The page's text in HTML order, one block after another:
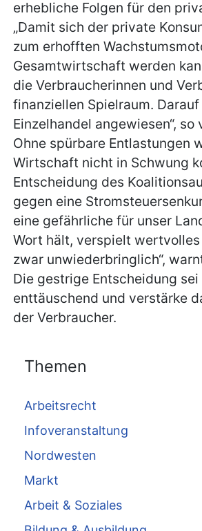
erhebliche Folgen für den
„Damit sich der private
zum erhofften
Gesamtwirtschaft werden
die Verbraucherinnen und
finanziellen Spielraum.
Einzelhandel angewiesen“, so
Ohne spürbare Entlastungen
Wirtschaft nicht in Schwung
Entscheidung des
gegen eine
eine gefährliche für unser
Wort hält, verspielt
zwar unwiederbringlich“,
Die gestrige Entscheidung sei
enttäuschend und verstärke
der Verbraucher.
Themen
Arbeitsrecht
Infoveranstaltung
Nordwesten
Markt
Arbeit & Soziales